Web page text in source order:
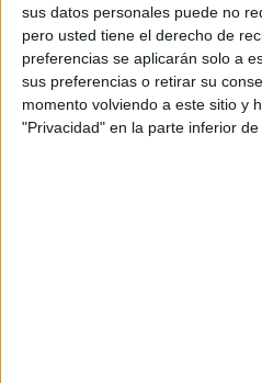
sus datos personales puede no
pero usted tiene el derecho de
preferencias se aplicarán solo a
sus preferencias o retirar su
momento volviendo a este sitio y
"Privacidad" en la parte inferior